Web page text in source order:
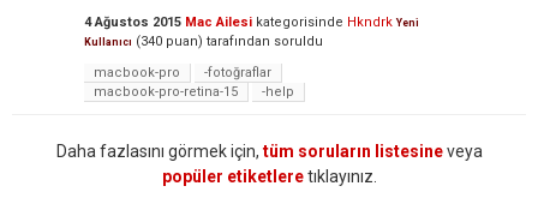
4 Ağustos 2015 Mac Ailesi kategorisinde Hkndrk Yeni
Kullanıcı (340 puan) tarafından soruldu
macbook-pro
-fotoğraflar
macbook-pro-retina-15
-help
Daha fazlasını görmek için, tüm soruların listesineveya
popüler etiketleretıklayınız.